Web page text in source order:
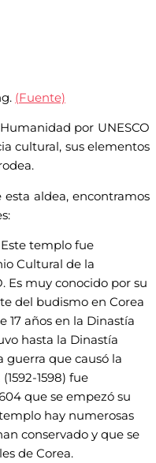
(Fuente)
por UNESCO
cultural, sus elementos
esta aldea, encontramos
Este templo fue
Cultural de la
Es muy conocido por su
del budismo en Corea
17 años en la Dinastía
hasta la Dinastía
guerra que causó la
1598) fue
que se empezó su
hay numerosas
conservado y que se
de Corea.